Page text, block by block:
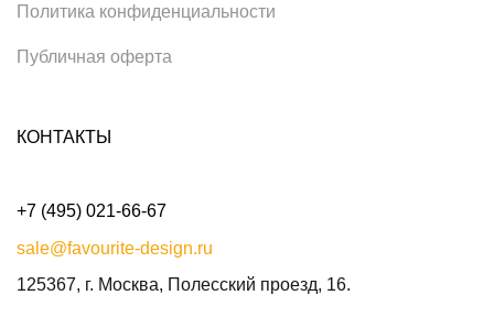
Политика конфиденциальности
Публичная оферта
КОНТАКТЫ
+7 (495) 021-66-67
sale@favourite-design.ru
125367, г. Москва, Полесский проезд, 16.